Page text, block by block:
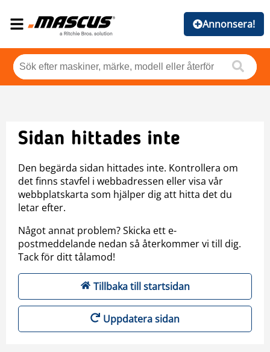
Annonsera!
Sidan hittades inte
Den begärda sidan hittades inte. Kontrollera om
det finns stavfel i webbadressen eller visa vår
webbplatskarta som hjälper dig att hitta det du
letar efter.
Något annat problem? Skicka ett e-
postmeddelande nedan så återkommer vi till dig.
Tack för ditt tålamod!
Tillbaka till startsidan
Uppdatera sidan